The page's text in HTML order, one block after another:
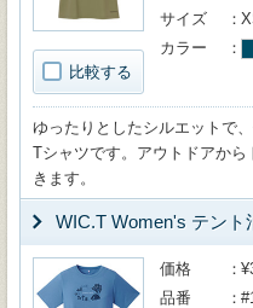
比較する
サイズ
カラー
ゆったりとしたシルエットで
Tシャツです。アウトドアか
きます。
WIC.T Women's テント
価格
品番